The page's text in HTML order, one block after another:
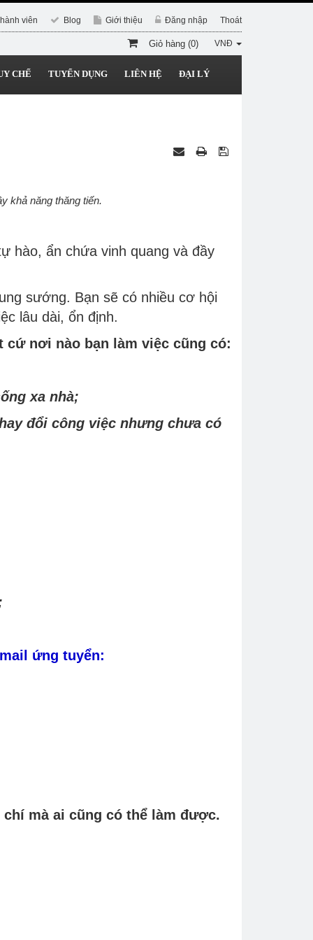
viên Blog Giới thiệu Đăng nhập Thoát
VNĐ
Giỏ hàng (0)
CHẾ TUYỂN DỤNG LIÊN HỆ ĐẠI LÝ
khả năng thăng tiến.
hào, ẩn chứa vinh quang và đầy
sướng. Bạn sẽ có nhiều cơ hội
lâu dài, ổn định.
nơi nào bạn làm việc cũng có:
xa nhà;
đổi công việc nhưng chưa có
ứng tuyển:
mà ai cũng có thể làm được.